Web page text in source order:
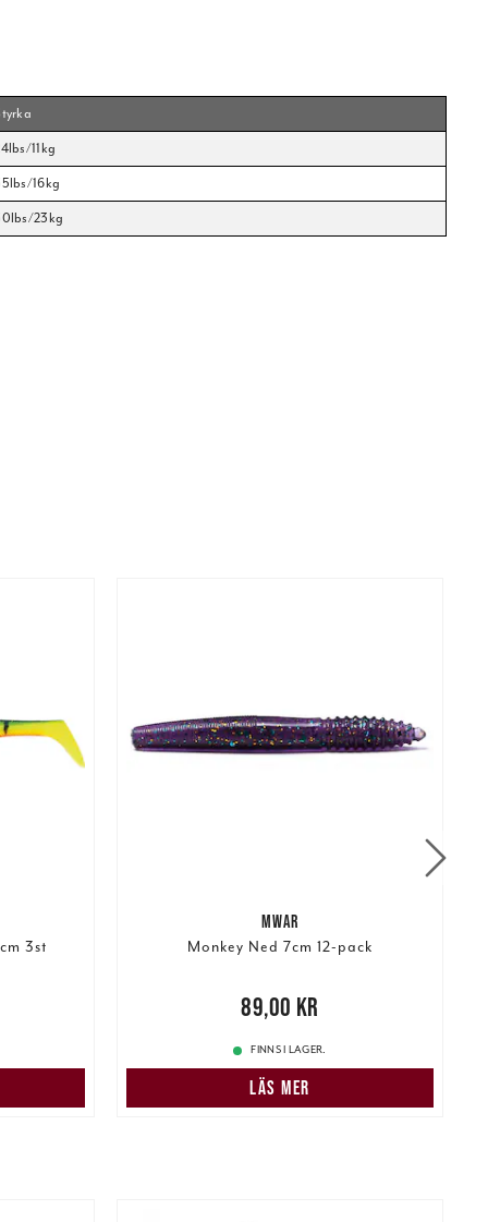
11kg
16kg
23kg
3st
MWAR
Monkey Ned 7cm 12-pack
89,00 kr89,00 kr
FINNS I LAGER.
LÄS MER